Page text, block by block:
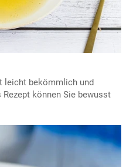
leicht bekömmlich und
können Sie bewusst